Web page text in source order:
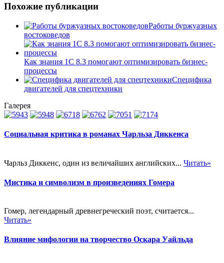
Похожие публикации
Работы буржуазных
востоковедов
Как знания 1С 8.3 помогают оптимизировать бизнес-
процессы
Специфика
двигателей для спецтехники
Галерея
Социальная критика в романах Чарльза Диккенса
Чарльз Диккенс, один из величайших английских... Читать»
Мистика и символизм в произведениях Гомера
Гомер, легендарный древнегреческий поэт, считается...
Читать»
Влияние мифологии на творчество Оскара Уайльда